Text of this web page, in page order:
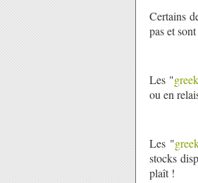
Certains
pas et
Les "
ou en
Les "
stocks
plaît !